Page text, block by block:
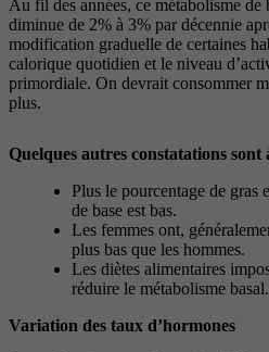
Au fil des années, ce métabolisme de
diminue de 2% à 3% par décennie
modification graduelle de certaines
calorique quotidien et le niveau
primordiale. On devrait consommer
plus.
Quelques autres constatations sont
Plus le pourcentage de gras
de base est bas.
Les femmes ont,
plus bas que les hommes.
Les diètes alimentaires
réduire le métabolisme basal.
Variation des taux d’hormones